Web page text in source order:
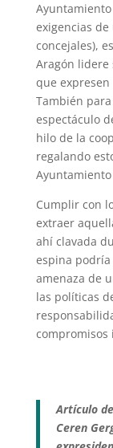
exigencias
concejales),
Aragón lidere
que
También
espectáculo
hilo de la
regalando
Ayuntamiento
Cumplir con
extraer
ahí clavada
espina podría
amenaza de
las políticas
compromisos
Artículo
Ceren